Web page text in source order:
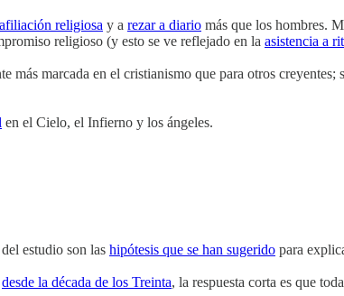
religiosa y a rezar a diario más que los hombres.
religioso (y esto se ve reflejado en la asistencia a
más marcada en el cristianismo que para otros creyentes;
en el Cielo, el Infierno y los ángeles.
estudio son las hipótesis que se han sugerido para
desde la década de los Treinta, la respuesta corta es que